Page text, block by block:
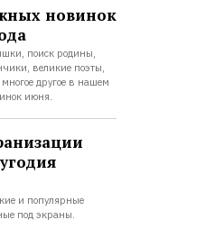
новинок
поиск родины,
великие поэты,
другое в нашем
июня.
и популярные
под экраны.